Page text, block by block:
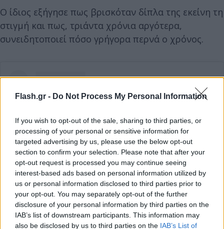
Flash.gr - Do Not Process My Personal Information
If you wish to opt-out of the sale, sharing to third parties, or
processing of your personal or sensitive information for
targeted advertising by us, please use the below opt-out
section to confirm your selection. Please note that after your
opt-out request is processed you may continue seeing
interest-based ads based on personal information utilized by
us or personal information disclosed to third parties prior to
your opt-out. You may separately opt-out of the further
disclosure of your personal information by third parties on the
IAB’s list of downstream participants. This information may
also be disclosed by us to third parties on the IAB’s List of
Ο ίδιος εξήγησε πως βρισκόταν δίπλα της εκείνη τη
στιγμή και πως, τριάντα χρόνια αργότερα,
συνειδητοποιεί πόσο γρήγορα περνά ο χρόνος.
Δείτε αυτή τη δημοσίευση στο Instagram.